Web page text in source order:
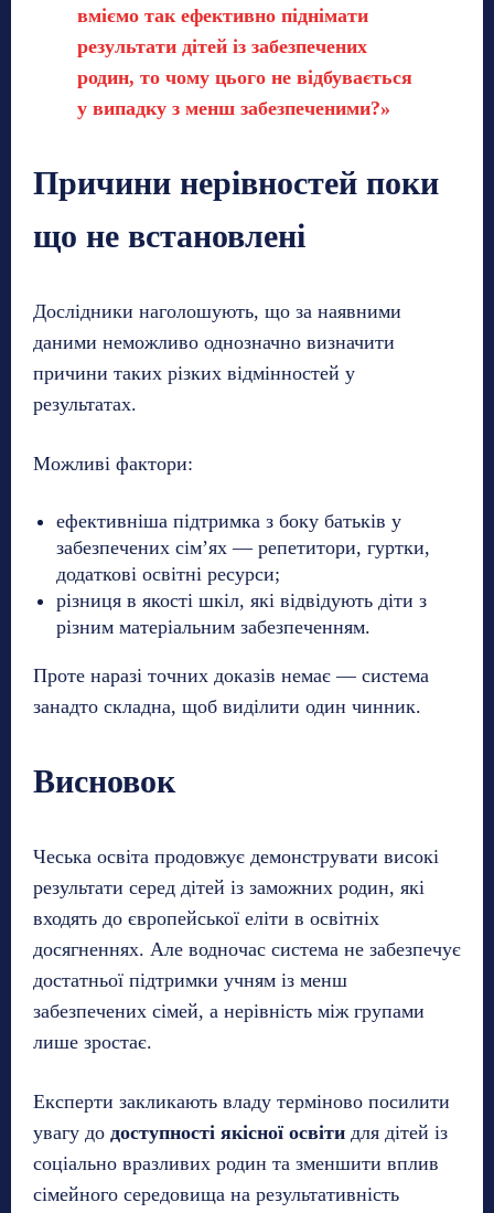
вміємо так ефективно піднімати
результати дітей із забезпечених
родин, то чому цього не відбувається
у випадку з менш забезпеченими?»
Причини нерівностей поки
що не встановлені
Дослідники наголошують, що за наявними
даними неможливо однозначно визначити
причини таких різких відмінностей у
результатах.
Можливі фактори:
ефективніша підтримка з боку батьків у
забезпечених сім’ях — репетитори, гуртки,
додаткові освітні ресурси;
різниця в якості шкіл, які відвідують діти з
різним матеріальним забезпеченням.
Проте наразі точних доказів немає — система
занадто складна, щоб виділити один чинник.
Висновок
Чеська освіта продовжує демонструвати високі
результати серед дітей із заможних родин, які
входять до європейської еліти в освітніх
досягненнях. Але водночас система не забезпечує
достатньої підтримки учням із менш
забезпечених сімей, а нерівність між групами
лише зростає.
Експерти закликають владу терміново посилити
увагу до доступності якісної освіти для дітей із
соціально вразливих родин та зменшити вплив
сімейного середовища на результативність